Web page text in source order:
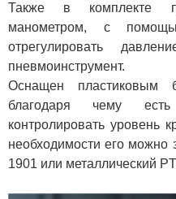
Также в комплекте
манометром, с
отрегулировать
пневмоинструмент.
Оснащен пластиковым
благодаря чему есть
контролировать уровень
необходимости его можно
1901 или металлический